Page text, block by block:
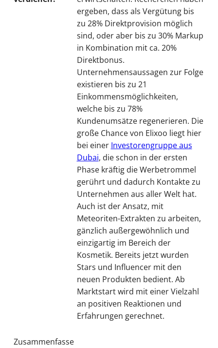
ergeben, dass als Vergütung bis
zu 28% Direktprovision möglich
sind, oder aber bis zu 30% Markup
in Kombination mit ca. 20%
Direktbonus.
Unternehmensaussagen zur Folge
existieren bis zu 21
Einkommensmöglichkeiten,
welche bis zu 78%
Kundenumsätze regenerieren. Die
große Chance von Elixoo liegt hier
bei einer Investorengruppe aus
Dubai, die schon in der ersten
Phase kräftig die Werbetrommel
gerührt und dadurch Kontakte zu
Unternehmen aus aller Welt hat.
Auch ist der Ansatz, mit
Meteoriten-Extrakten zu arbeiten,
gänzlich außergewöhnlich und
einzigartig im Bereich der
Kosmetik. Bereits jetzt wurden
Stars und Influencer mit den
neuen Produkten bedient. Ab
Marktstart wird mit einer Vielzahl
an positiven Reaktionen und
Erfahrungen gerechnet.
Zusammenfasse